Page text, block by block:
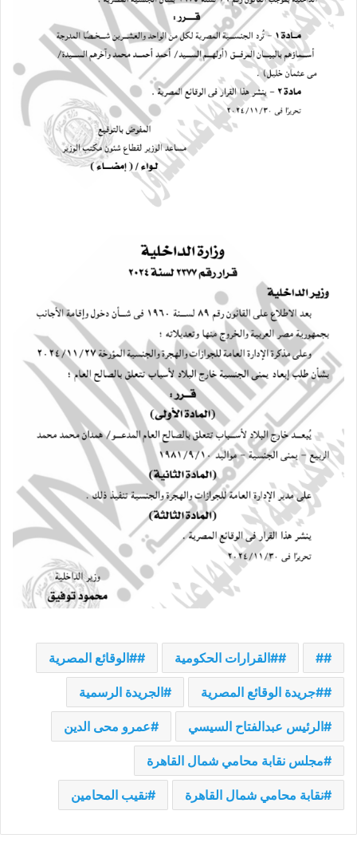
# #القرارات الحكومية #الوقائع المصرية
#جريدة الوقائع المصرية الجريدة الرسمية
الرئيس عبدالفتاح السيسي عمرو محى الدين
مجلس نقابة محامي شمال القاهرة
نقابة محامي شمال القاهرة نقيب المحامين